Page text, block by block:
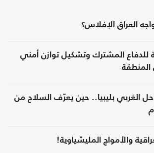
العراق الإفلاس؟
للدفاع المشترك وتشكيل توازن أمني
الغربي بليبيا.. حين يعرّف السلاح من
والأمواج المليشياوية!